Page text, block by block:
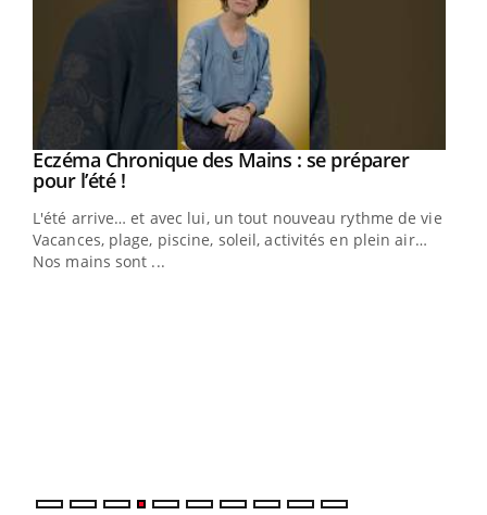
Youtube
Eczéma Chronique des Mains : se préparer
pour l’été !Youtube
L'été arrive… et avec lui, un tout nouveau rythme de vie !
Vacances, plage, piscine, soleil, activités en plein air…
Nos mains sont ...